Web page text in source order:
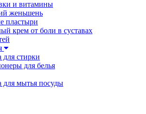
и витамины
женьшень
пластыри
крем от боли в суставах
для стирки
для белья
для мытья посуды